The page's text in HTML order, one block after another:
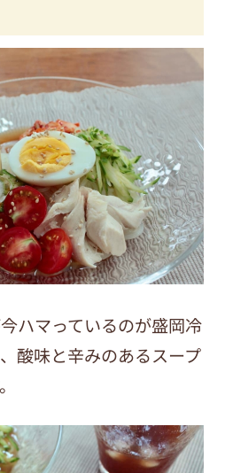
ハマっているのが盛岡冷
酸味と辛みのあるスープ